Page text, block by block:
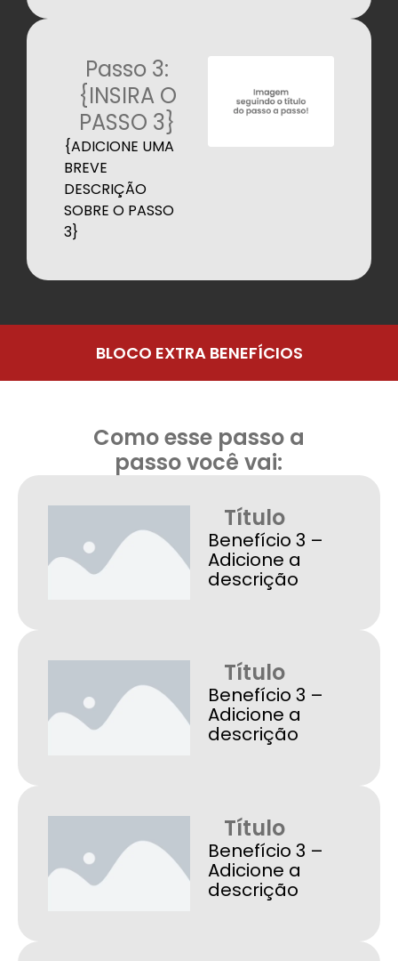
Passo 3:
{INSIRA O
PASSO 3}
{ADICIONE UMA
BREVE
DESCRIÇÃO
SOBRE O PASSO
3}
BLOCO EXTRA BENEFÍCIOS
Como esse passo a
passo você vai:
Título
Benefício 3 –
Adicione a
descrição
Título
Benefício 3 –
Adicione a
descrição
Título
Benefício 3 –
Adicione a
descrição